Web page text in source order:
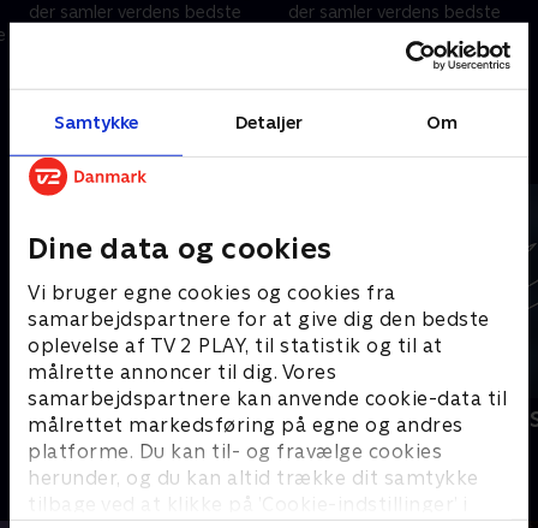
Samtykke Detaljer Om
Dine data og cookies
Vi bruger egne cookies og cookies fra
samarbejdspartnere for at give dig den bedste
oplevelse af TV 2 PLAY, til statistik og til at
målrette annoncer til dig. Vores
samarbejdspartnere kan anvende cookie-data til
målrettet markedsføring på egne og andres
platforme. Du kan til- og fravælge cookies
herunder, og du kan altid trække dit samtykke
tilbage ved at klikke på ’Cookie-indstillinger’ i
der samler verdens bedste
23. maj 2026 • 118 min
der samler verdens bedste
topstævner, hvor sæsonens
16. maj 2026 • 117 min
Andre så også
Diamond League - Højdepunkter
Atletik
Vinter-OL -
Snowboard